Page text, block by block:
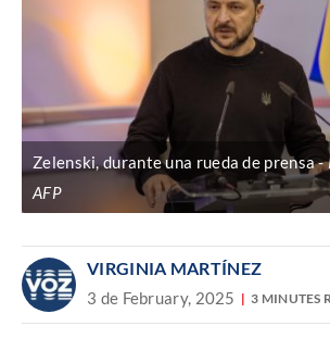
Zelenski, durante una rueda de prensa
AFP
VIRGINIA MARTÍNEZ
3 de February, 2025 3 MINUTES